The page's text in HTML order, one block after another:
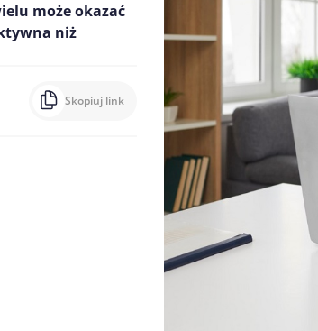
może okazać
niż
Skopiuj link